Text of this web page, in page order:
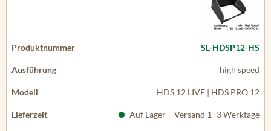
SL-HDSP12-HS
high speed
HDS 12 LIVE | HDS PRO 12
Auf Lager – Versand 1–3 Werktage